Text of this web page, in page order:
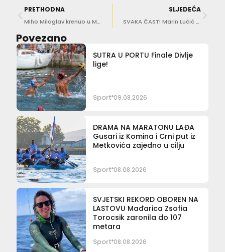
PRETHODNA
Miho Miloglav krenuo u Maroko s reprezentacijom Hrvatske!
SLJEDEĆA
SVAKA ČAST! Marin Lučić prvak je Hrvatske u bacanju koplja
Povezano
SUTRA U PORTU Finale Divlje
lige!
Sport 09.08.2026
DRAMA NA MARATONU LAĐA
Gusari iz Komina i Crni put iz
Metkovića zajedno u cilju
Sport 08.08.2026
SVJETSKI REKORD OBOREN NA
LASTOVU Mađarica Zsofia
Torocsik zaronila do 107
metara
Sport 08.08.2026